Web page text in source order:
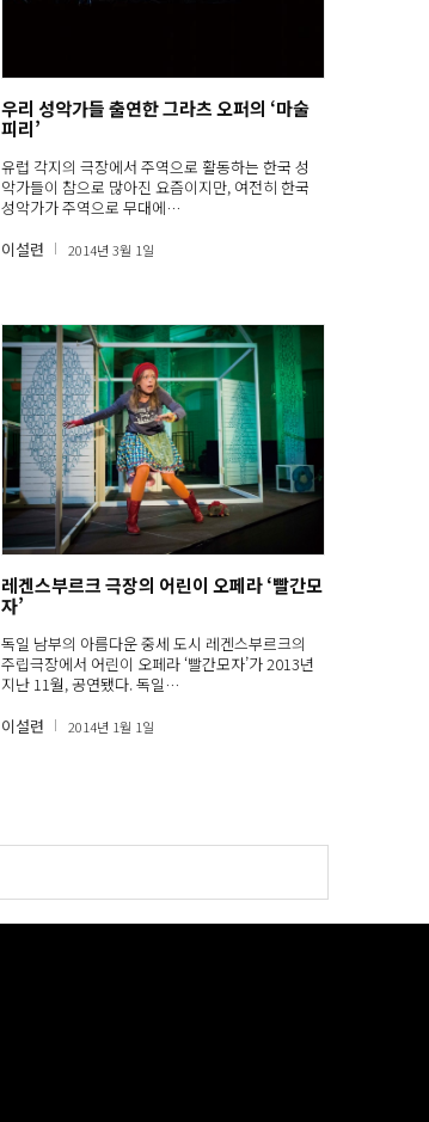
우리 성악가들 출연한 그라츠 오퍼의 ‘마술
피리’
유럽 각지의 극장에서 주역으로 활동하는 한국 성
악가들이 참으로 많아진 요즘이지만, 여전히 한국
성악가가 주역으로 무대에…
이설련
2014년 3월 1일
레겐스부르크 극장의 어린이 오페라 ‘빨간모
자’
독일 남부의 아름다운 중세 도시 레겐스부르크의
주립극장에서 어린이 오페라 ‘빨간모자’가 2013년
지난 11월, 공연됐다. 독일…
이설련
2014년 1월 1일